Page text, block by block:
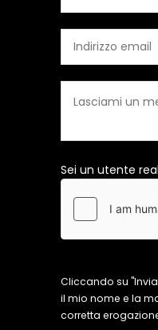
Sei un utente
Cliccando su
il mio nome e la
corretta